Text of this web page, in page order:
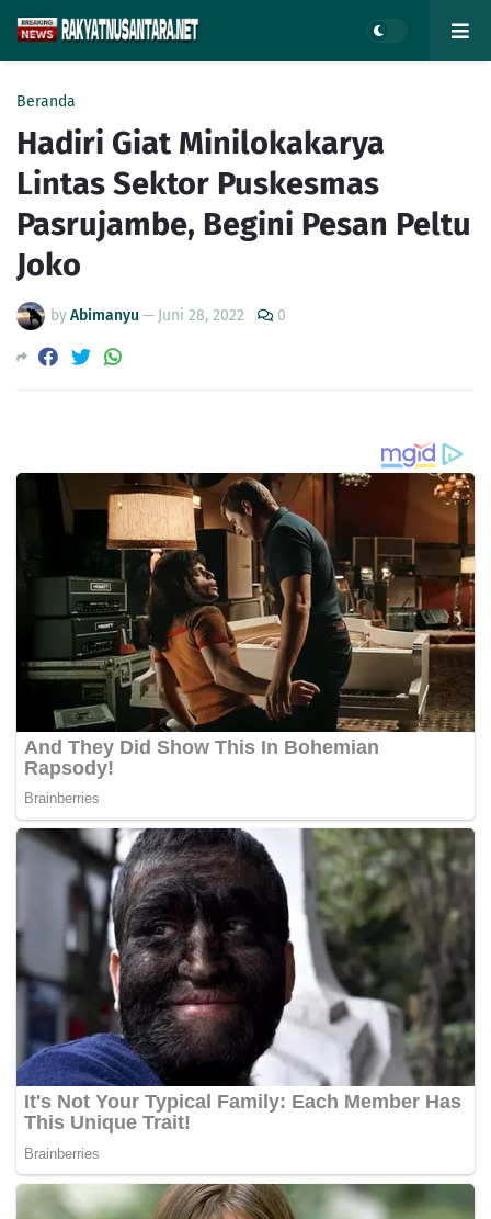
Beranda
Hadiri Giat Minilokakarya
Lintas Sektor Puskesmas
Pasrujambe, Begini Pesan Peltu
Joko
byAbimanyu — Juni 28, 2022 0